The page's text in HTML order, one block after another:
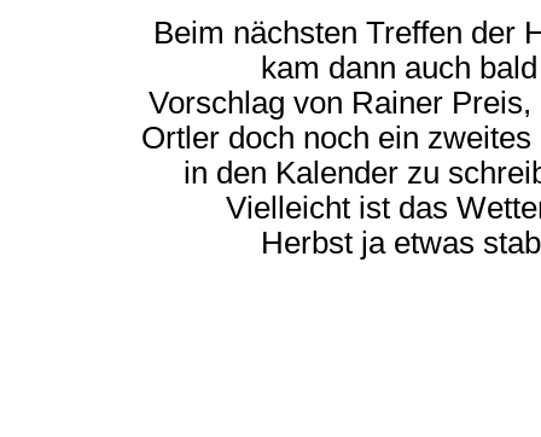
Beim nächsten Treffen der
kam dann auch
Vorschlag von Rainer Preis,
Ortler doch noch ein zweites
in den Kalender zu
Vielleicht ist das
Herbst ja etwas